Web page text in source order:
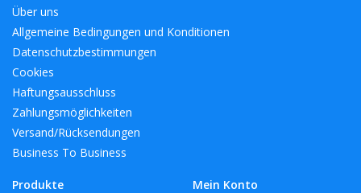
Über uns
Allgemeine Bedingungen und Konditionen
Datenschutzbestimmungen
Cookies
Haftungsausschluss
Zahlungsmöglichkeiten
Versand/Rücksendungen
Business To Business
Produkte
Mein Konto